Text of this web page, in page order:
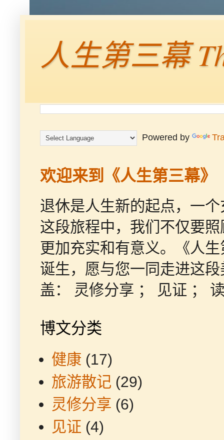
人生第三幕
Powered by
欢迎来到《人生第三幕》
退休是人生新的起点，一
这段旅程中，我们不仅要
更加充实和有意义。《人
诞生，愿与您一同走进这
盖： 灵修分享 ； 见证 ；
博文分类
健康 (17)
旅游散记 (29)
灵修分享 (6)
见证 (4)